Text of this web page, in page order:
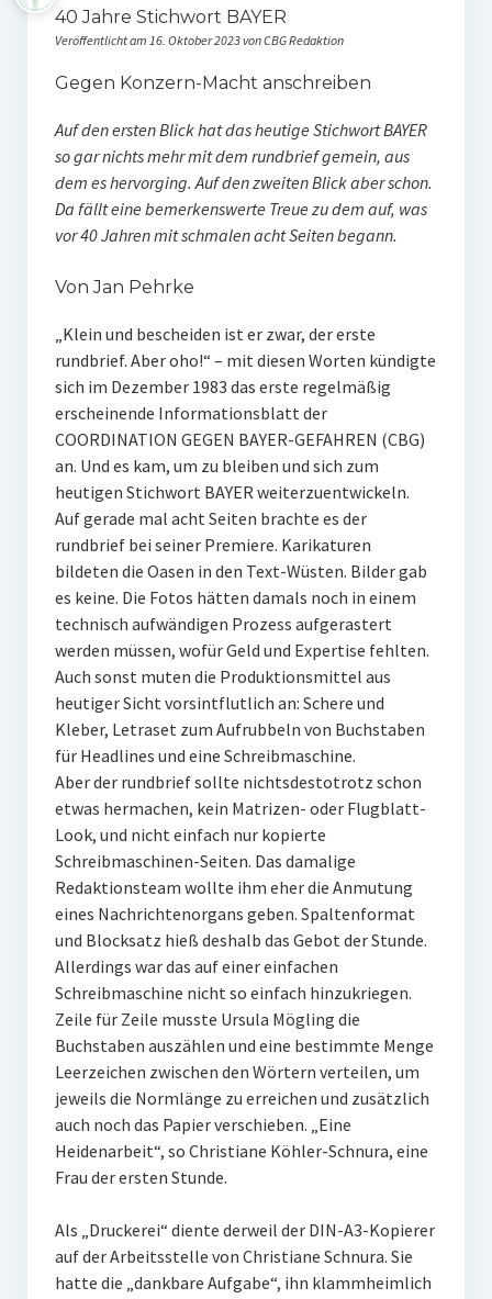
40 Jahre Stichwort BAYER
Veröffentlicht am 16. Oktober 2023 von CBG Redaktion
Gegen Konzern-Macht anschreiben
Auf den ersten Blick hat das heutige Stichwort BAYER
so gar nichts mehr mit dem rundbrief gemein, aus
dem es hervorging. Auf den zweiten Blick aber schon.
Da fällt eine bemerkenswerte Treue zu dem auf, was
vor 40 Jahren mit schmalen acht Seiten begann.
Von Jan Pehrke
„Klein und bescheiden ist er zwar, der erste
rundbrief. Aber oho!“ – mit diesen Worten kündigte
sich im Dezember 1983 das erste regelmäßig
erscheinende Informationsblatt der
COORDINATION GEGEN BAYER-GEFAHREN (CBG)
an. Und es kam, um zu bleiben und sich zum
heutigen Stichwort BAYER weiterzuentwickeln.
Auf gerade mal acht Seiten brachte es der
rundbrief bei seiner Premiere. Karikaturen
bildeten die Oasen in den Text-Wüsten. Bilder gab
es keine. Die Fotos hätten damals noch in einem
technisch aufwändigen Prozess aufgerastert
werden müssen, wofür Geld und Expertise fehlten.
Auch sonst muten die Produktionsmittel aus
heutiger Sicht vorsintflutlich an: Schere und
Kleber, Letraset zum Aufrubbeln von Buchstaben
für Headlines und eine Schreibmaschine.
Aber der rundbrief sollte nichtsdestotrotz schon
etwas hermachen, kein Matrizen- oder Flugblatt-
Look, und nicht einfach nur kopierte
Schreibmaschinen-Seiten. Das damalige
Redaktionsteam wollte ihm eher die Anmutung
eines Nachrichtenorgans geben. Spaltenformat
und Blocksatz hieß deshalb das Gebot der Stunde.
Allerdings war das auf einer einfachen
Schreibmaschine nicht so einfach hinzukriegen.
Zeile für Zeile musste Ursula Mögling die
Buchstaben auszählen und eine bestimmte Menge
Leerzeichen zwischen den Wörtern verteilen, um
jeweils die Normlänge zu erreichen und zusätzlich
auch noch das Papier verschieben. „Eine
Heidenarbeit“, so Christiane Köhler-Schnura, eine
Frau der ersten Stunde.
Als „Druckerei“ diente derweil der DIN-A3-Kopierer
auf der Arbeitsstelle von Christiane Schnura. Sie
hatte die „dankbare Aufgabe“, ihn klammheimlich